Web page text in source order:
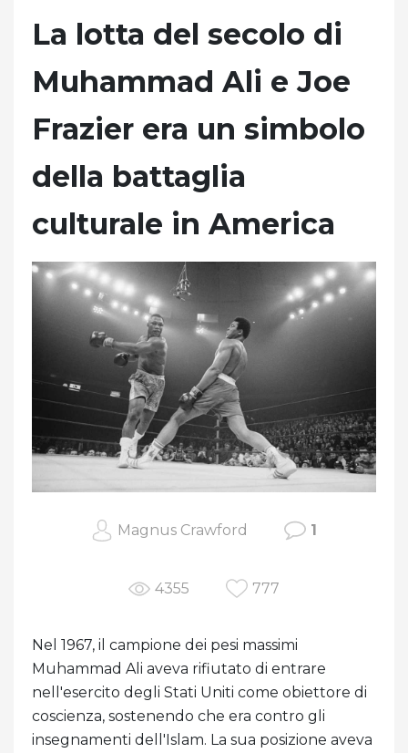
La lotta del secolo di
Muhammad Ali e Joe
Frazier era un simbolo
della battaglia
culturale in America
Magnus Crawford 1
4355 777
Nel 1967, il campione dei pesi massimi
Muhammad Ali aveva rifiutato di entrare
nell'esercito degli Stati Uniti come obiettore di
coscienza, sostenendo che era contro gli
insegnamenti dell'Islam. La sua posizione aveva